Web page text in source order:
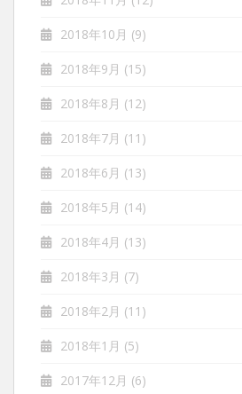
2018年10月 (9)
2018年9月 (15)
2018年8月 (12)
2018年7月 (11)
2018年6月 (13)
2018年5月 (14)
2018年4月 (13)
2018年3月 (7)
2018年2月 (11)
2018年1月 (5)
2017年12月 (6)